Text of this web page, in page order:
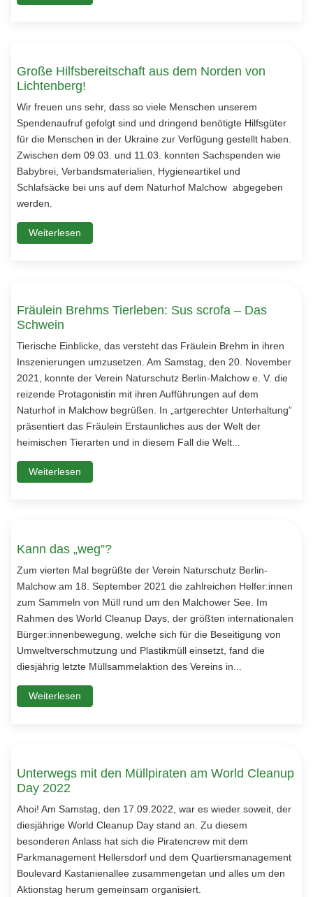
Große Hilfsbereitschaft aus dem Norden von
Lichtenberg!
Wir freuen uns sehr, dass so viele Menschen unserem
Spendenaufruf gefolgt sind und dringend benötigte Hilfsgüter
für die Menschen in der Ukraine zur Verfügung gestellt haben.
Zwischen dem 09.03. und 11.03. konnten Sachspenden wie
Babybrei, Verbandsmaterialien, Hygieneartikel und
Schlafsäcke bei uns auf dem Naturhof Malchow abgegeben
werden.
Weiterlesen
Fräulein Brehms Tierleben: Sus scrofa – Das
Schwein
Tierische Einblicke, das versteht das Fräulein Brehm in ihren
Inszenierungen umzusetzen. Am Samstag, den 20. November
2021, konnte der Verein Naturschutz Berlin-Malchow e. V. die
reizende Protagonistin mit ihren Aufführungen auf dem
Naturhof in Malchow begrüßen. In „artgerechter Unterhaltung”
präsentiert das Fräulein Erstaunliches aus der Welt der
heimischen Tierarten und in diesem Fall die Welt...
Weiterlesen
Kann das „weg”?
Zum vierten Mal begrüßte der Verein Naturschutz Berlin-
Malchow am 18. September 2021 die zahlreichen Helfer:innen
zum Sammeln von Müll rund um den Malchower See. Im
Rahmen des World Cleanup Days, der größten internationalen
Bürger:innenbewegung, welche sich für die Beseitigung von
Umweltverschmutzung und Plastikmüll einsetzt, fand die
diesjährig letzte Müllsammelaktion des Vereins in...
Weiterlesen
Unterwegs mit den Müllpiraten am World Cleanup
Day 2022
Ahoi! Am Samstag, den 17.09.2022, war es wieder soweit, der
diesjährige World Cleanup Day stand an. Zu diesem
besonderen Anlass hat sich die Piratencrew mit dem
Parkmanagement Hellersdorf und dem Quartiersmanagement
Boulevard Kastanienallee zusammengetan und alles um den
Aktionstag herum gemeinsam organisiert.